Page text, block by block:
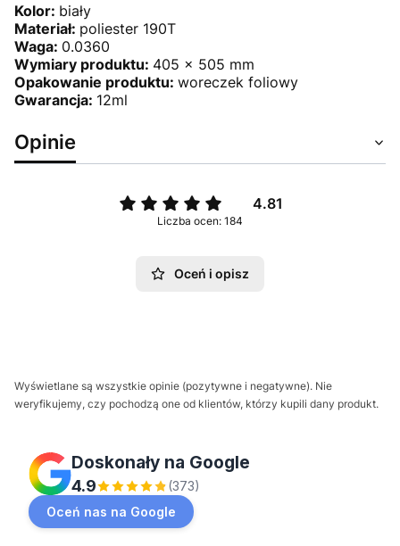
Kolor: biały
Materiał: poliester 190T
Waga: 0.0360
Wymiary produktu: 405 x 505 mm
Opakowanie produktu: woreczek foliowy
Gwarancja: 12ml
Opinie
4.81
Liczba ocen: 184
Oceń i opisz
Wyświetlane są wszystkie opinie (pozytywne i negatywne). Nie
weryfikujemy, czy pochodzą one od klientów, którzy kupili dany produkt.